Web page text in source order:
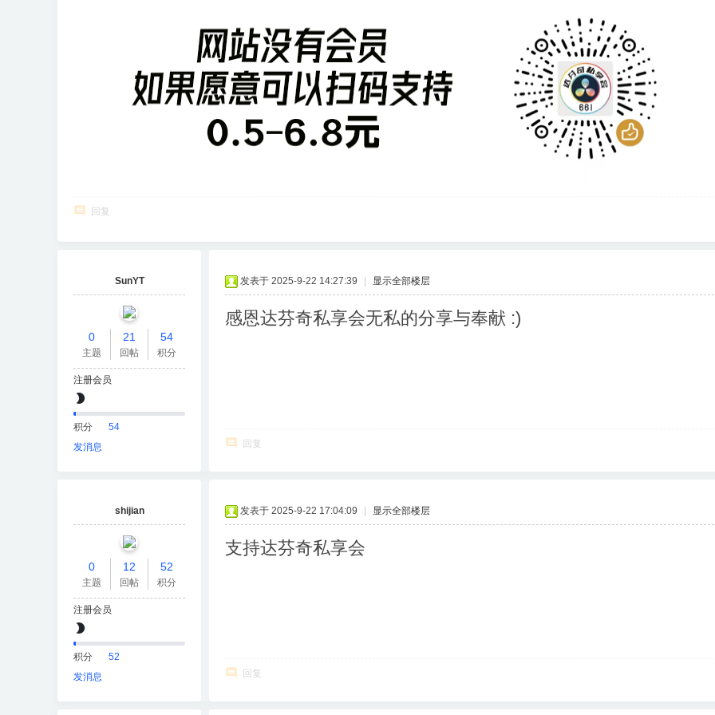
回复
SunYT
0
主题
21
回帖
54
积分
注册会员
积分
54
发消息
发表于 2025-9-22 14:27:39 显示全部楼层
感恩达芬奇私享会无私的分享与奉献 :)
回复
shijian
0
主题
12
回帖
52
积分
注册会员
积分
52
发消息
发表于 2025-9-22 17:04:09 显示全部楼层
支持达芬奇私享会
回复